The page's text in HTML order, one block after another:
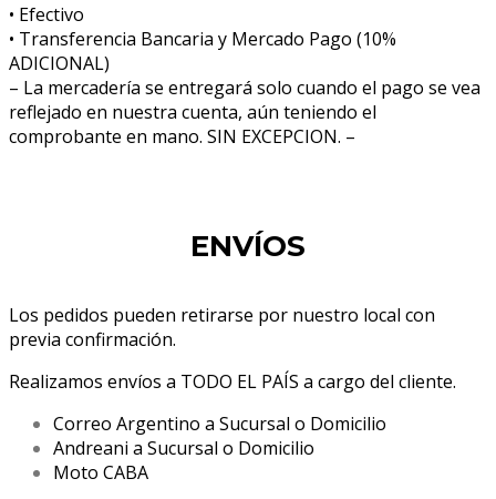
• Efectivo
• Transferencia Bancaria y Mercado Pago (10%
ADICIONAL)
– La mercadería se entregará solo cuando el pago se vea
reflejado en nuestra cuenta, aún teniendo el
comprobante en mano. SIN EXCEPCION. –
ENVÍOS
Los pedidos pueden retirarse por nuestro local con
previa confirmación.
Realizamos envíos a TODO EL PAÍS a cargo del cliente.
Correo Argentino a Sucursal o Domicilio
Andreani a Sucursal o Domicilio
Moto CABA